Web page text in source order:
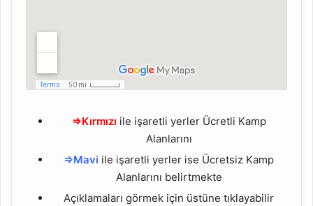
⇒Kırmızı ile işaretli yerler Ücretli Kamp
Alanlarını
⇒Mavi ile işaretli yerler ise Ücretsiz Kamp
Alanlarını belirtmekte
Açıklamaları görmek için üstüne tıklayabilir